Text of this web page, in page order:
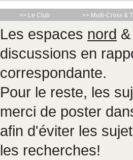
>> Le Club >> Multi-Cross &
Les espaces nord
discussions en
correspondante.
Pour le reste, les
merci de poster
afin d'éviter les
les recherches!